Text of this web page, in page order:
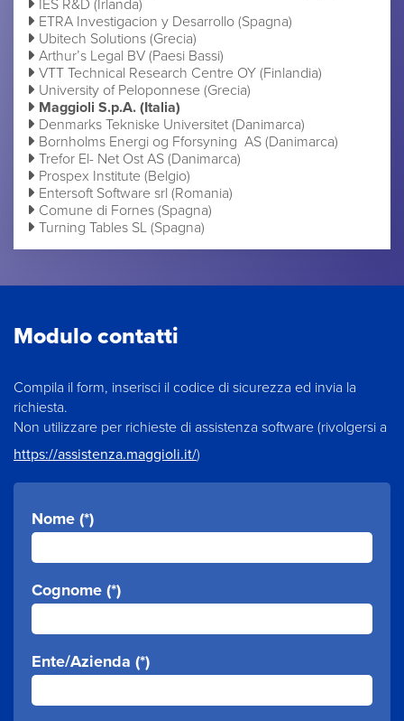
IES R&D (Irlanda)
ETRA Investigacion y Desarrollo (Spagna)
Ubitech Solutions (Grecia)
Arthur’s Legal BV (Paesi Bassi)
VTT Technical Research Centre OY (Finlandia)
University of Peloponnese (Grecia)
Maggioli S.p.A. (Italia)
Denmarks Tekniske Universitet (Danimarca)
Bornholms Energi og Fforsyning AS (Danimarca)
Trefor El- Net Ost AS (Danimarca)
Prospex Institute (Belgio)
Entersoft Software srl (Romania)
Comune di Fornes (Spagna)
Turning Tables SL (Spagna)
Modulo contatti
Compila il form, inserisci il codice di sicurezza ed invia la
richiesta.
Non utilizzare per richieste di assistenza software (rivolgersi a
https://assistenza.maggioli.it/)
Nome (*)
Cognome (*)
Ente/Azienda (*)